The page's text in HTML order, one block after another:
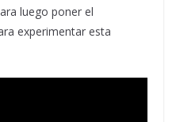
luego poner el
experimentar esta